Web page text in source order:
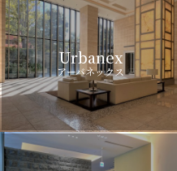
Urbanex
アーバネックス